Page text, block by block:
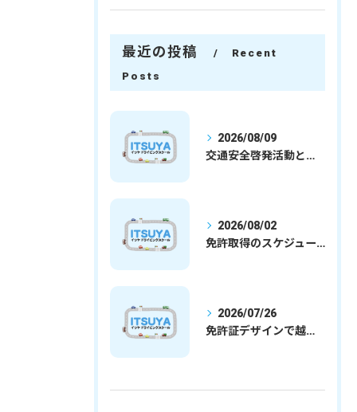
最近の投稿
Recent
Posts
2026/08/09
交通安全啓発活動と埼玉県さいたま市行田市で免許取得を安心して目指すための実践ガイド
2026/08/02
免許取得のスケジュールを徹底解説学生社会人の通学合宿別プランで最短取得のコツ
2026/07/26
免許証デザインで越谷市愛を表現する埼玉県さいたま市越谷市の免許取得完全ガイド